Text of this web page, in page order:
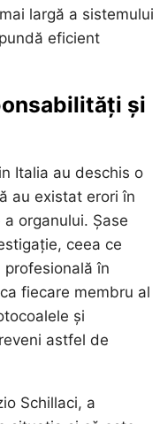
largă a sistemului
eficient
și
Italia au deschis o
au existat erori în
organului. Șase
ceea ce
în
fiecare membru al
și
astfel de
Schillaci, a